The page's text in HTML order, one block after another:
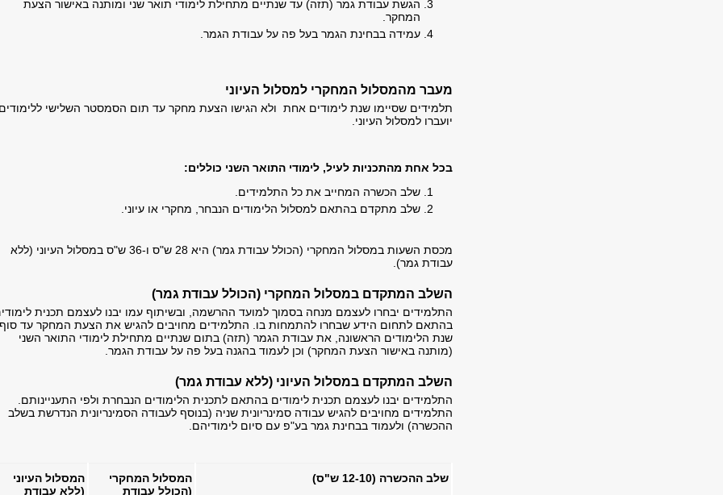
הגשת עבודת גמר (תזה) עד שנתיים מתחילת לימודי תואר שני ומותנה באישור הצעת
המחקר.
עמידה בבחינת הגמר בעל פה על עבודת הגמר.
מעבר מהמסלול המחקרי למסלול העיוני
תלמידים שסיימו שנת לימודים אחת ולא הגישו הצעת מחקר עד תום הסמסטר השלישי
יועברו למסלול העיוני.
בכל אחת מהתכניות לעיל, לימודי התואר השני כוללים:
שלב הכשרה המחייב את כל התלמידים.
שלב מתקדם בהתאם למסלול הלימודים הנבחר, מחקרי או עיוני.
מכסת השעות במסלול המחקרי (הכולל עבודת גמר) היא 28 ש"ס ו-36 ש"ס במסלול העיוני (ללא
עבודת גמר).
השלב המתקדם במסלול המחקרי (הכולל עבודת גמר)
התלמידים יבחרו לעצמם מנחה בסמוך למועד ההרשמה, ובשיתוף עמו יבנו לעצמם תכנית
בהתאם לתחום הידע שבחרו להתמחות בו. התלמידים מחויבים להגיש את הצעת המחקר עד סוף
שנת הלימודים הראשונה, את עבודת הגמר (תזה) בתום שנתיים מתחילת לימודי התואר השני
(מותנה באישור הצעת המחקר) וכן לעמוד בהגנה בעל פה על עבודת הגמר.
השלב המתקדם במסלול העיוני (ללא עבודת גמר)
התלמידים יבנו לעצמם תכנית לימודים בהתאם לתכנית הלימודים הנבחרת ולפי התעניינותם.
התלמידים מחויבים להגיש עבודה סמינריונית שניה (בנוסף לעבודה הסמינריונית הנדרשת בשלב
ההכשרה) ולעמוד בבחינת גמר בע"פ עם סיום לימודיהם.
שלב ההכשרה (12-10 ש"ס)
המסלול המחקרי
(הכולל עבודת
המסלול העיוני
(ללא עבודת